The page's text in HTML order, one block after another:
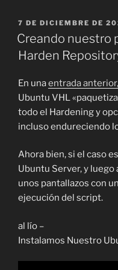
PUBLICADO
EL
7 DE DICIEMBRE DE
Creando nuestro
Harden
En unaentrada anterior,
Ubuntu VHL
todo el Hardening y
incluso endureciendo
Ahora bien, si el caso
Ubuntu Server, y
unos pantallazos con
ejecución del script.
al lío –
Instalamos Nuestro